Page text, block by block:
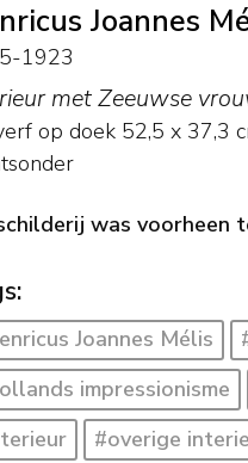
Joannes
1923
met Zeeuwse
op doek 52,5 x 37,3
was voorheen
Joannes Mélis
impressionisme
#overige